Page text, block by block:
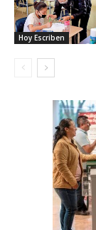
Hoy Escriben